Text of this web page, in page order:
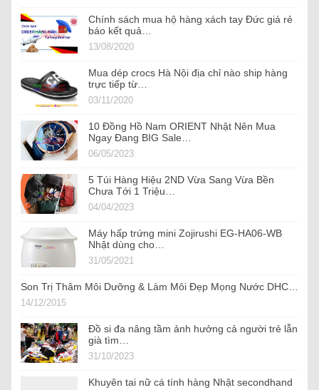
Chính sách mua hộ hàng xách tay Đức giá rẻ
báo kết quả…
13/08/2020
Mua dép crocs Hà Nội địa chỉ nào ship hàng
trực tiếp từ…
03/11/2020
10 Đồng Hồ Nam ORIENT Nhật Nên Mua
Ngay Đang BIG Sale…
06/05/2023
5 Túi Hàng Hiệu 2ND Vừa Sang Vừa Bền
Chưa Tới 1 Triệu…
04/04/2023
Máy hấp trứng mini Zojirushi EG-HA06-WB
Nhật dùng cho…
31/05/2021
Son Trị Thâm Môi Dưỡng & Làm Môi Đẹp Mọng Nước DHC…
14/12/2015
Đồ si đa nâng tầm ảnh hưởng cả người trẻ lẫn
già tìm…
31/10/2023
Khuyên tai nữ cá tính hàng Nhật secondhand